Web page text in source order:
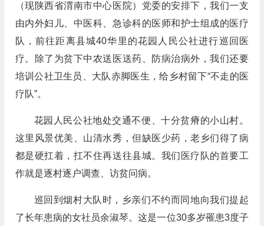
（现陕西省渭南市中心医院）党委的安排下，我们一支
由内外妇儿、中医科、急诊科的医师和护士组成的医疗
队，前往距离县城40华里的花园人民公社进行巡回医
疗。除了为贫下中农送医送药、防病治病外，我们还要
培训公社卫生员、大队赤脚医生，给乡村留下“不走的医
疗队”。
花园人民公社地处交通不便、十分贫瘠的小山村。
这里风景优美、山清水秀，但缺医少药，老乡们得了病
都是硬扛着，扛不住再送往县城。我们医疗队的首要工
作就是逐村逐户调查、访贫问病。
巡回到烟村大队时，乡亲们不约而同地向我们提起
了长年患病的女社员余淑琴。这是一位30多岁罹患3度子